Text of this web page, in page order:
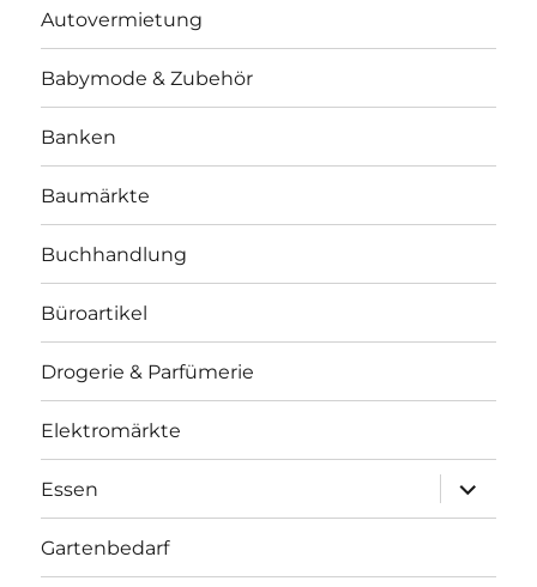
Autovermietung
Babymode & Zubehör
Banken
Baumärkte
Buchhandlung
Büroartikel
Drogerie & Parfümerie
Elektromärkte
Essen
öffnen
Gartenbedarf